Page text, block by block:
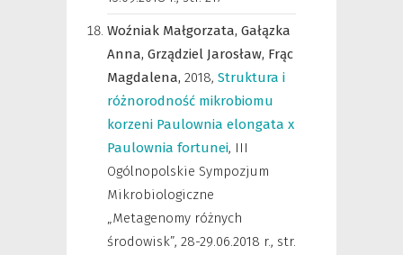
Woźniak Małgorzata, Gałązka
Anna, Grządziel Jarosław, Frąc
Magdalena, 2018, Struktura i
różnorodność mikrobiomu
korzeni Paulownia elongata x
Paulownia fortunei, III
Ogólnopolskie Sympozjum
Mikrobiologiczne
„Metagenomy różnych
środowisk”, 28-29.06.2018 r., str.